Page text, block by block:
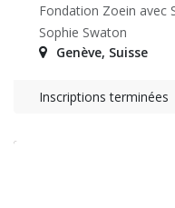
Fondation Zoein avec
Sophie Swaton
Genève, Suisse
Inscriptions terminées